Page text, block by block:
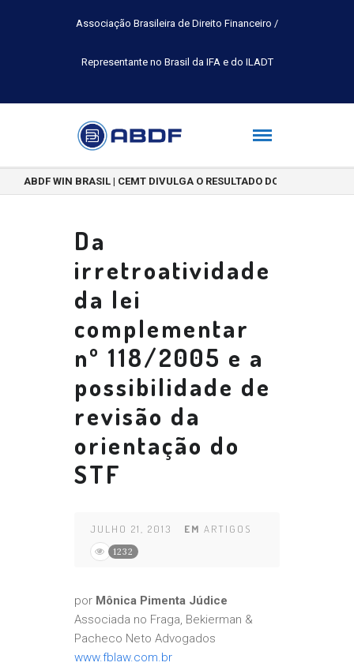
Associação Brasileira de Direito Financeiro /
Representante no Brasil da IFA e do ILADT
ABDF WIN BRASIL | CEMT DIVULGA O RESULTADO DO CONCURSO
Da
irretroatividade
da lei
complementar
nº 118/2005 e a
possibilidade de
revisão da
orientação do
STF
JULHO 21, 2013 EM ARTIGOS
1232
por Mônica Pimenta Júdice
Associada no Fraga, Bekierman &
Pacheco Neto Advogados
www.fblaw.com.br